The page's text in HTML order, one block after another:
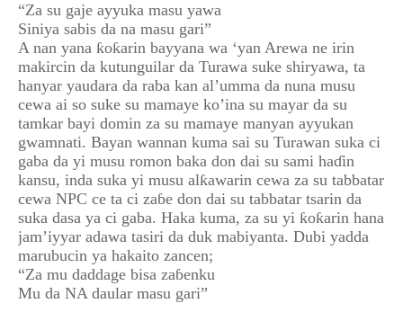
“Za su gaje ayyuka masu yawa
Siniya sabis da na masu gari”
A nan yana ƙoƙarin bayyana wa ‘yan Arewa ne irin
makircin da kutunguilar da Turawa suke shiryawa, ta
hanyar yaudara da raba kan al’umma da nuna musu
cewa ai so suke su mamaye ko’ina su mayar da su
tamkar bayi domin za su mamaye manyan ayyukan
gwamnati. Bayan wannan kuma sai su Turawan suka ci
gaba da yi musu romon baka don dai su sami haɗin
kansu, inda suka yi musu alƙawarin cewa za su tabbatar
cewa NPC ce ta ci zaɓe don dai su tabbatar tsarin da
suka dasa ya ci gaba. Haka kuma, za su yi ƙoƙarin hana
jam’iyyar adawa tasiri da duk mabiyanta. Dubi yadda
marubucin ya hakaito zancen;
“Za mu daddage bisa zaɓenku
Mu da NA daular masu gari”